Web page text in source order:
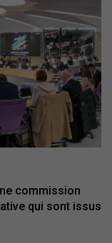
commission
qui sont issus